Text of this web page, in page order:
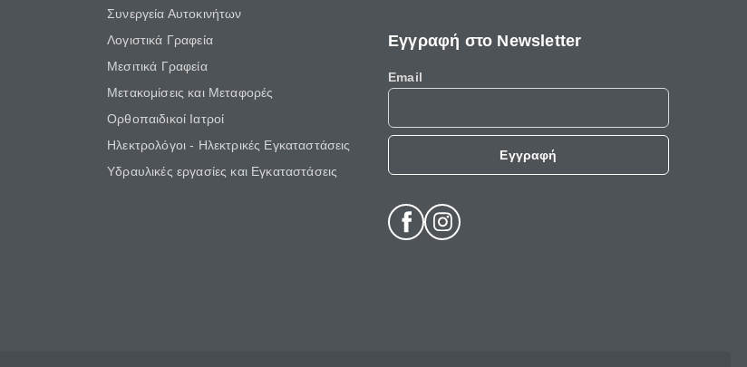
Συνεργεία Αυτοκινήτων
Λογιστικά Γραφεία
Μεσιτικά Γραφεία
Μετακομίσεις και Μεταφορές
Ορθοπαιδικοί Ιατροί
Ηλεκτρολόγοι - Ηλεκτρικές Εγκαταστάσεις
Υδραυλικές εργασίες και Εγκαταστάσεις
Εγγραφή στο Newsletter
Email
Εγγραφή